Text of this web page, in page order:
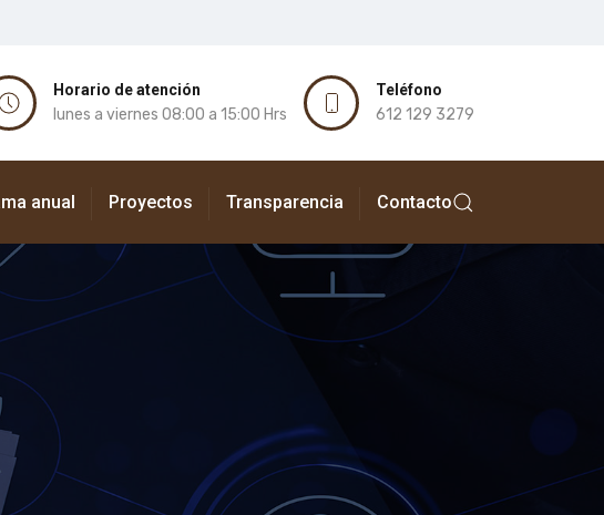
Horario de atención
lunes a viernes 08:00 a 15:00 Hrs
Teléfono
612 129 3279
anual Proyectos Transparencia Contacto